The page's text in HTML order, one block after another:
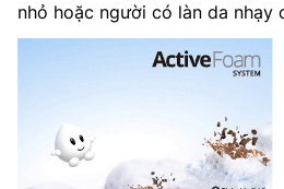
nhỏ hoặc người có làn da nhạy